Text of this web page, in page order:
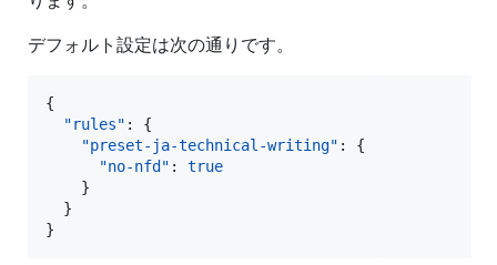
デフォルト設定は次の通りです。
{
"rules" : {
"preset-ja-technical-writing" : {
"no-nfd" : true
    }
  }
}